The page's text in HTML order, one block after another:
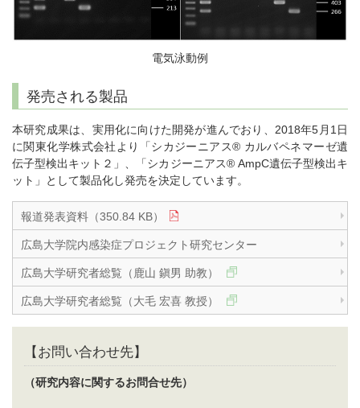
電気泳動例
発売される製品
本研究成果は、実用化に向けた開発が進んでおり、2018年5月1日
に関東化学株式会社より「シカジーニアス® カルバペネマーゼ遺
伝子型検出キット２」、「シカジーニアス® AmpC遺伝子型検出キ
ット」として製品化し発売を決定しています。
報道発表資料（350.84 KB）
広島大学院内感染症プロジェクト研究センター
広島大学研究者総覧（鹿山 鎭男 助教）
広島大学研究者総覧（大毛 宏喜 教授）
【お問い合わせ先】
（研究内容に関するお問合せ先）